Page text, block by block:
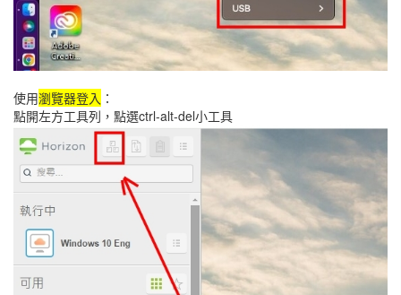
使用瀏覽器登入 ：
點開左方工具列，點選ctrl-alt-del小工具